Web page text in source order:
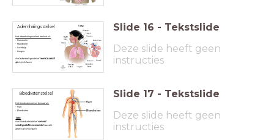
Ademhalingsstelsel
Het ademhalingsstelsel bestaat uit:
- Neusholte
- Mondholte
- Luchtpijp
- Longen.
Het ademhalingsstelselneemt zuurstof
opin je lichaam.
Slide 16 - Tekstslide
Deze slide heeft geen
instructies
Bloedvatenstelsel
Het bloedvatenstelsel bestaat uit:
- Hart
- Bloedvaten
Taak:
Het bloedvatenstelselvervoert
voedingsstoffen en zuurstofnaar alle
delen van je lichaam.
Slide 17 - Tekstslide
Deze slide heeft geen
instructies